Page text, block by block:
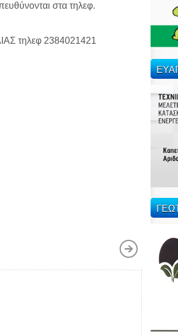
στα τηλεφ.
τηλεφ 2384021421